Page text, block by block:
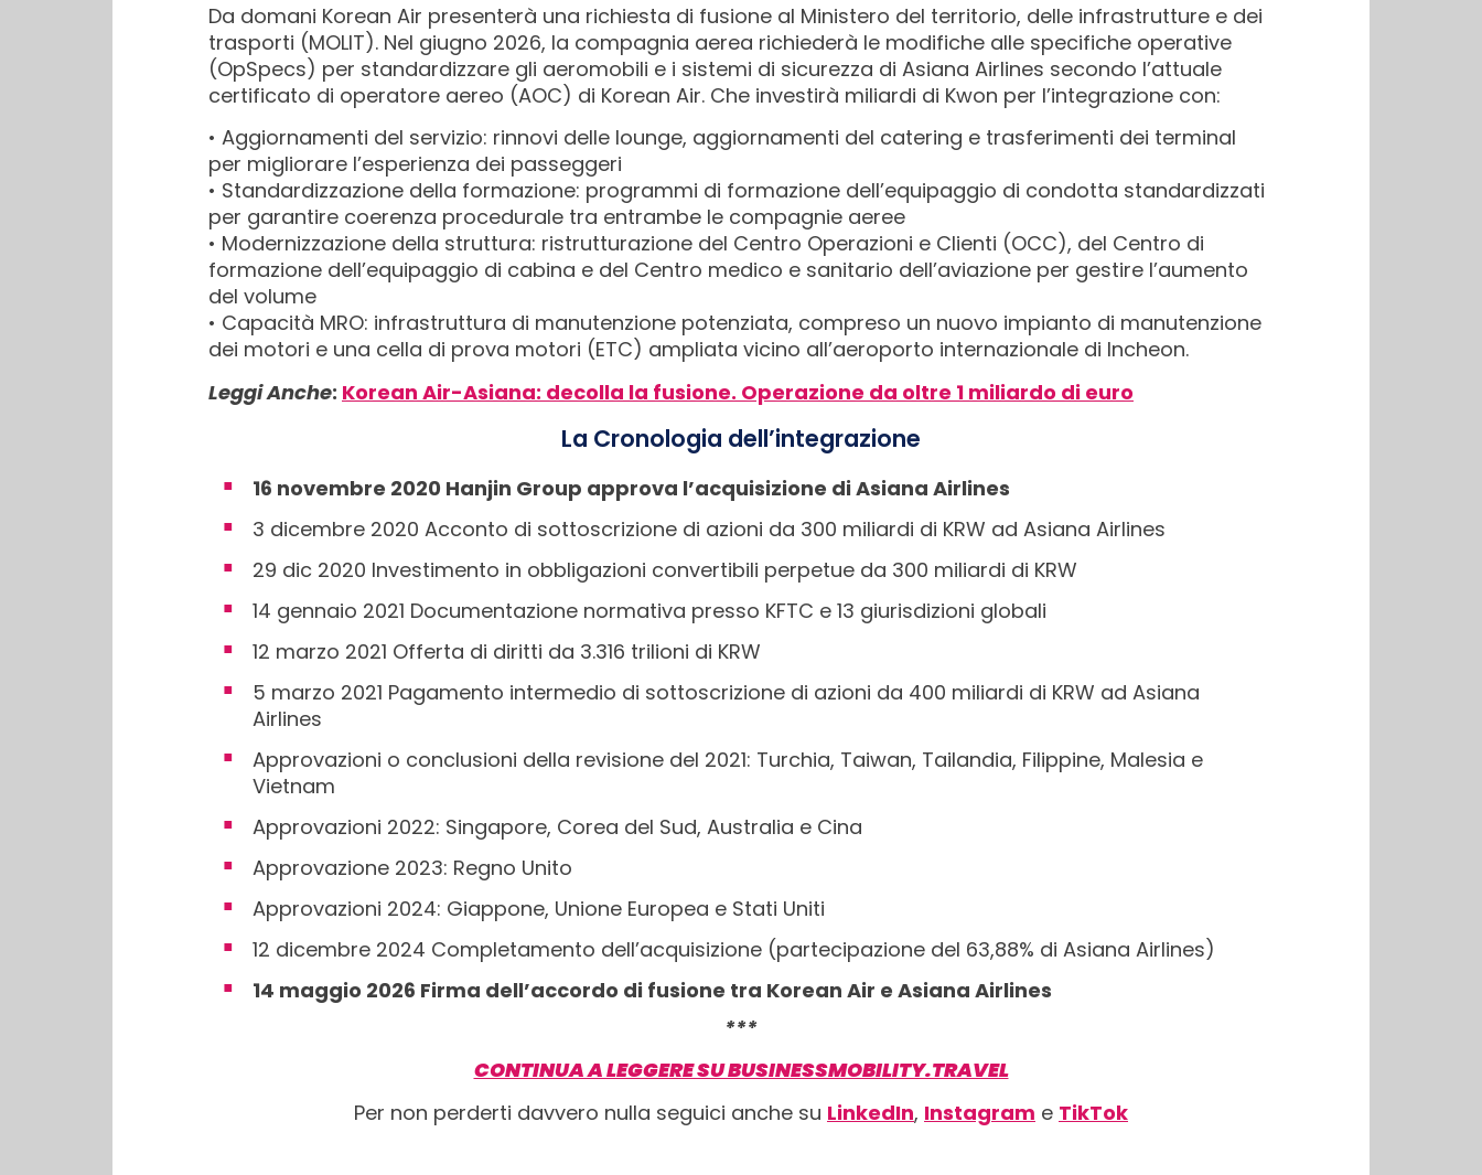
Da domani Korean Air presenterà una richiesta di fusione al Ministero del territorio, delle infrastrutture e dei
trasporti (MOLIT). Nel giugno 2026, la compagnia aerea richiederà le modifiche alle specifiche operative
(OpSpecs) per standardizzare gli aeromobili e i sistemi di sicurezza di Asiana Airlines secondo l’attuale
certificato di operatore aereo (AOC) di Korean Air. Che investirà miliardi di Kwon per l’integrazione con:
• Aggiornamenti del servizio: rinnovi delle lounge, aggiornamenti del catering e trasferimenti dei terminal
per migliorare l’esperienza dei passeggeri
• Standardizzazione della formazione: programmi di formazione dell’equipaggio di condotta standardizzati
per garantire coerenza procedurale tra entrambe le compagnie aeree
• Modernizzazione della struttura: ristrutturazione del Centro Operazioni e Clienti (OCC), del Centro di
formazione dell’equipaggio di cabina e del Centro medico e sanitario dell’aviazione per gestire l’aumento
del volume
• Capacità MRO: infrastruttura di manutenzione potenziata, compreso un nuovo impianto di manutenzione
dei motori e una cella di prova motori (ETC) ampliata vicino all’aeroporto internazionale di Incheon.
Leggi Anche: Korean Air-Asiana: decolla la fusione. Operazione da oltre 1 miliardo di euro
La Cronologia dell’integrazione
16 novembre 2020 Hanjin Group approva l’acquisizione di Asiana Airlines
3 dicembre 2020 Acconto di sottoscrizione di azioni da 300 miliardi di KRW ad Asiana Airlines
29 dic 2020 Investimento in obbligazioni convertibili perpetue da 300 miliardi di KRW
14 gennaio 2021 Documentazione normativa presso KFTC e 13 giurisdizioni globali
12 marzo 2021 Offerta di diritti da 3.316 trilioni di KRW
5 marzo 2021 Pagamento intermedio di sottoscrizione di azioni da 400 miliardi di KRW ad Asiana
Airlines
Approvazioni o conclusioni della revisione del 2021: Turchia, Taiwan, Tailandia, Filippine, Malesia e
Vietnam
Approvazioni 2022: Singapore, Corea del Sud, Australia e Cina
Approvazione 2023: Regno Unito
Approvazioni 2024: Giappone, Unione Europea e Stati Uniti
12 dicembre 2024 Completamento dell’acquisizione (partecipazione del 63,88% di Asiana Airlines)
14 maggio 2026 Firma dell’accordo di fusione tra Korean Air e Asiana Airlines
***
CONTINUA A LEGGERE SU BUSINESSMOBILITY.TRAVEL
Per non perderti davvero nulla seguici anche su LinkedIn, Instagram e TikTok